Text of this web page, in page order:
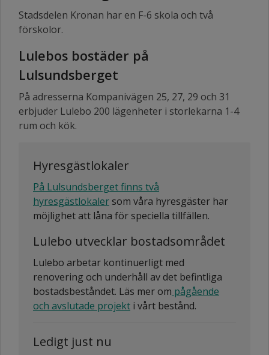
Stadsdelen Kronan har en F-6 skola och två
förskolor.
Lulebos bostäder på
Lulsundsberget
På adresserna Kompanivägen 25, 27, 29 och 31
erbjuder Lulebo 200 lägenheter i storlekarna 1-4
rum och kök.
Hyresgästlokaler
På Lulsundsberget finns två
hyresgästlokaler som våra hyresgäster har
möjlighet att låna för speciella tillfällen.
Lulebo utvecklar bostadsområdet
Lulebo arbetar kontinuerligt med
renovering och underhåll av det befintliga
bostadsbeståndet. Läs mer om pågående
och avslutade projekt i vårt bestånd.
Ledigt just nu